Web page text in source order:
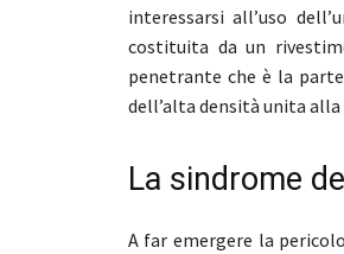
interessarsi all’uso
costituita da un
penetrante che è la
dell’alta densità unita
La sindrome
A far emergere la